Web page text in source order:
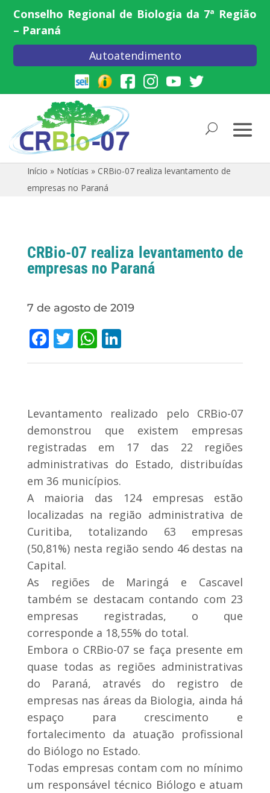
Conselho Regional de Biologia da 7ª Região
– Paraná
Autoatendimento
Início » Notícias » CRBio-07 realiza levantamento de
empresas no Paraná
CRBio-07 realiza levantamento de
empresas no Paraná
7 de agosto de 2019
Facebook
Twitter
WhatsApp
LinkedIn
Levantamento realizado pelo CRBio-07
demonstrou que existem empresas
registradas em 17 das 22 regiões
administrativas do Estado, distribuídas
em 36 municípios.
A maioria das 124 empresas estão
localizadas na região administrativa de
Curitiba, totalizando 63 empresas
(50,81%) nesta região sendo 46 destas na
Capital.
As regiões de Maringá e Cascavel
também se destacam contando com 23
empresas registradas, o que
corresponde a 18,55% do total.
Embora o CRBio-07 se faça presente em
quase todas as regiões administrativas
do Paraná, através do registro de
empresas nas áreas da Biologia, ainda há
espaço para crescimento e
fortalecimento da atuação profissional
do Biólogo no Estado.
Todas empresas contam com no mínimo
um responsável técnico Biólogo e atuam